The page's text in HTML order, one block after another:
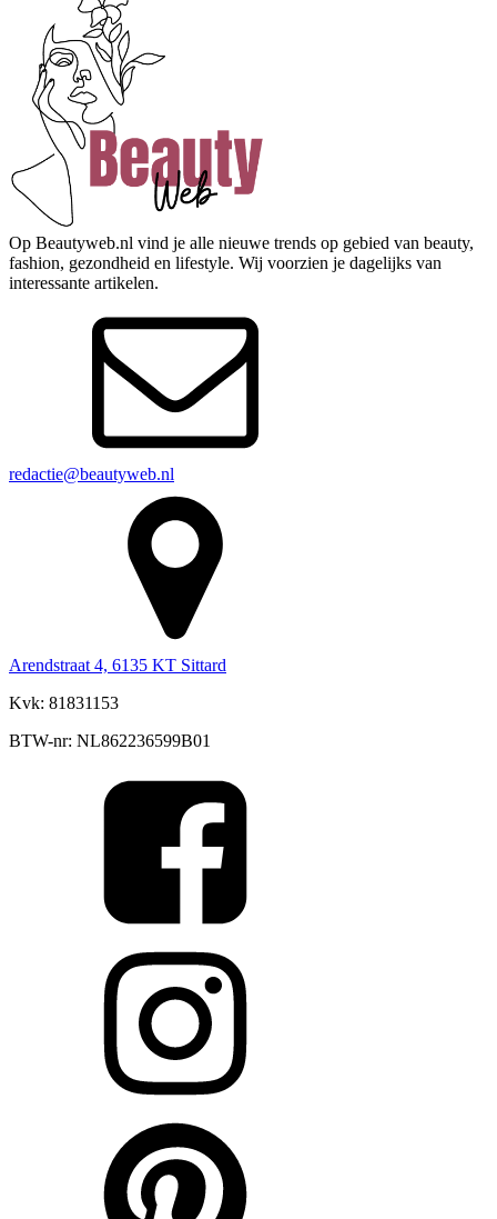
Op Beautyweb.nl vind je alle nieuwe trends op gebied van beauty,
fashion, gezondheid en lifestyle. Wij voorzien je dagelijks van
interessante artikelen.
redactie@beautyweb.nl
Arendstraat 4, 6135 KT Sittard
Kvk: 81831153
BTW-nr: NL862236599B01